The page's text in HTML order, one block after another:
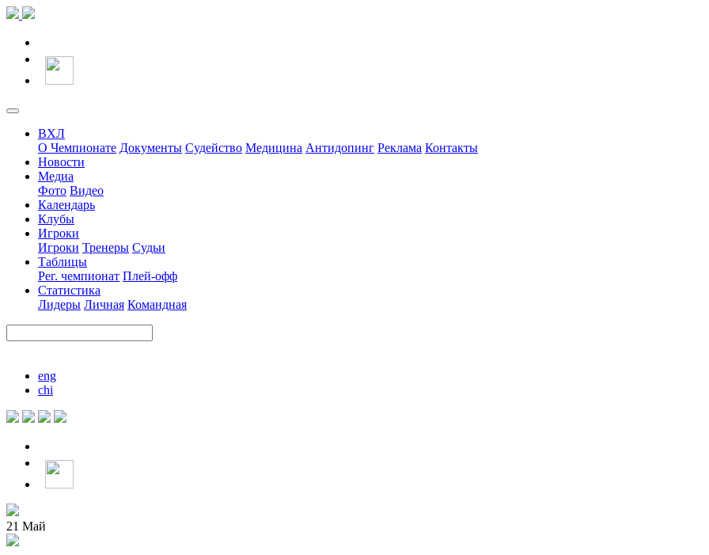
ВХЛ
О Чемпионате Документы Судейство Медицина Антидопинг Реклама Контакты
Новости
Медиа
Фото Видео
Календарь
Клубы
Игроки
Игроки Тренеры Судьи
Таблицы
Рег. чемпионат Плей-офф
Статистика
Лидеры Личная Командная
eng
chi
21 Май